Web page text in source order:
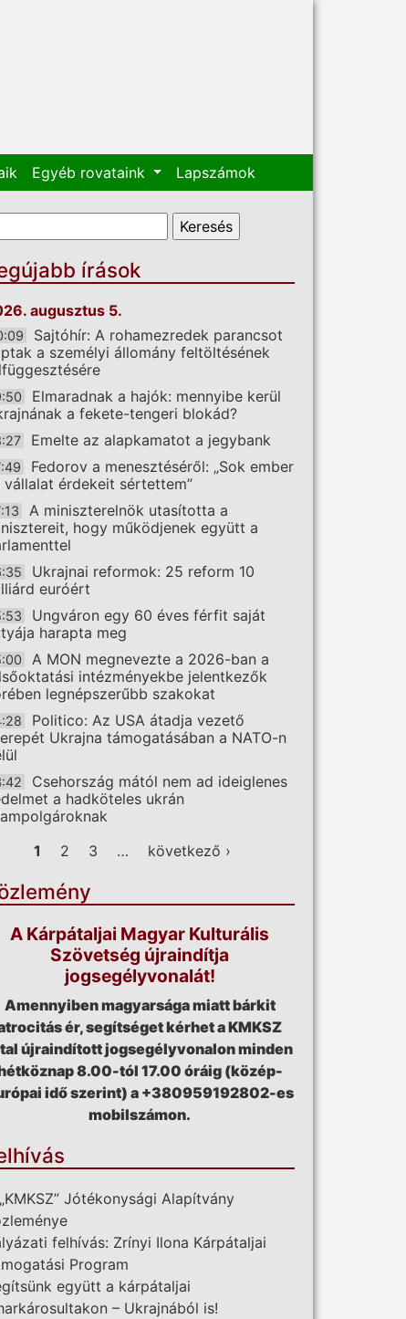
Egyéb rovataink Lapszámok
űrlap
írások
augusztus 5.
Sajtóhír: A rohamezredek parancsot
a személyi állomány feltöltésének
Elmaradnak a hajók: mennyibe kerül
a fekete-tengeri blokád?
Emelte az alapkamatot a jegybank
Fedorov a menesztéséről: „Sok ember
vállalat érdekeit sértettem”
A miniszterelnök utasította a
hogy működjenek együtt a
Ukrajnai reformok: 25 reform 10
euróért
Ungváron egy 60 éves férfit saját
harapta meg
A MON megnevezte a 2026-ban a
intézményekbe jelentkezők
legnépszerűbb szakokat
Politico: Az USA átadja vezető
Ukrajna támogatásában a NATO-n
Csehország mától nem ad ideiglenes
a hadköteles ukrán
1 2 3 … következő ›
A Kárpátaljai Magyar Kulturális
Szövetség újraindítja
jogsegélyvonalát!
Amennyiben magyarsága miatt bárkit
ér, segítséget kérhet a KMKSZ
újraindított jogsegélyvonalon minden
8.00-tól 17.00 óráig (közép-
idő szerint) a +380959192802-es
mobilszámon.
Jótékonysági Alapítvány
felhívás: Zrínyi Ilona Kárpátaljai
Program
együtt a kárpátaljai
– Ukrajnából is!